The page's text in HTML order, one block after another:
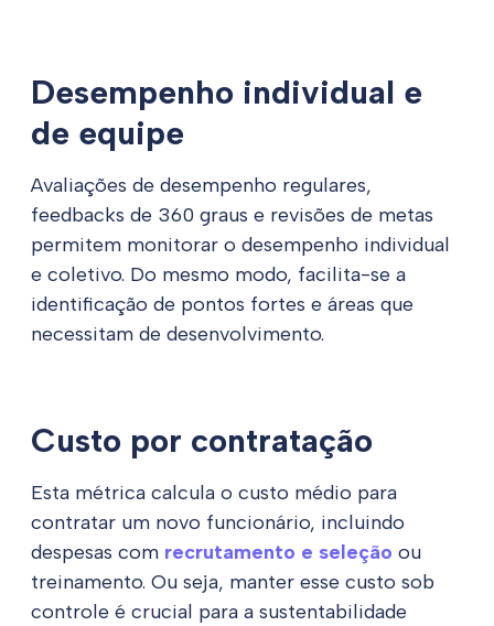
Desempenho individual e
de equipe
Avaliações de desempenho regulares,
feedbacks de 360 graus e revisões de metas
permitem monitorar o desempenho individual
e coletivo. Do mesmo modo, facilita-se a
identificação de pontos fortes e áreas que
necessitam de desenvolvimento.
Custo por contratação
Esta métrica calcula o custo médio para
contratar um novo funcionário, incluindo
despesas com recrutamento e seleção ou
treinamento. Ou seja, manter esse custo sob
controle é crucial para a sustentabilidade